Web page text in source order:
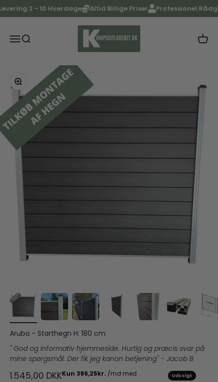
Spring til indhold
2 - 10 Hverdage Altid Billige Priser Professionel
Menu
Søg
KOMPOSITlageret
Kurv
Aruba - Starthegn H: 180 cm
Zoom
Aruba - Starthegn H: 180 cm
" God og informativ hjemmeside. Hurtig og præcis svar på
mine spørgsmål. Der fik jeg kanon betjening" - Jacob B
Salgspris
1.545,00 DKK Udsolgt